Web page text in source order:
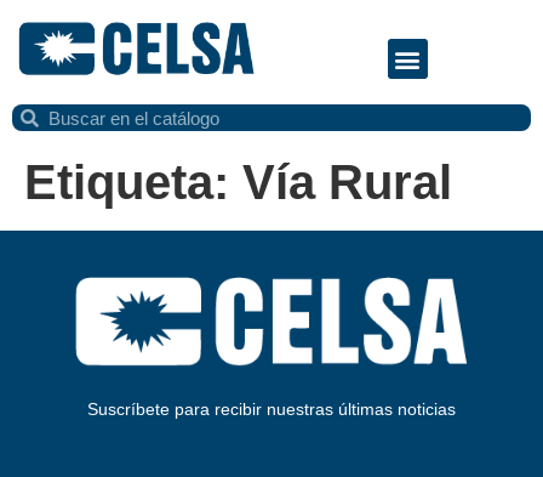
Etiqueta: Vía Rural
Suscríbete para recibir nuestras últimas noticias